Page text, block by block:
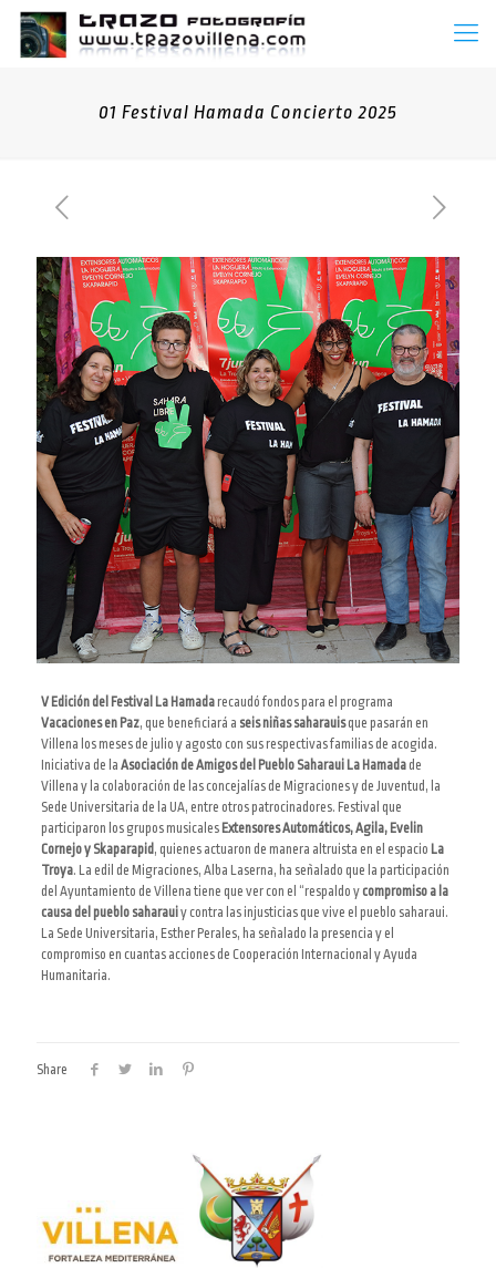
01 Festival Hamada Concierto 2025
V Edición del Festival La Hamada recaudó fondos para el programa
Vacaciones en Paz, que beneficiará a seis niñas saharauisque pasarán en
Villena los meses de julio y agosto con sus respectivas familias de acogida.
Iniciativa de la Asociación de Amigos del Pueblo Saharaui La Hamadade
Villena y la colaboración de las concejalías de Migraciones y de Juventud, la
Sede Universitaria de la UA, entre otros patrocinadores. Festival que
participaron los grupos musicalesExtensores Automáticos, Agila, Evelin
Cornejo y Skaparapid , quienes actuaron de manera altruista en el espacio La
Troya. La edil de Migraciones, Alba Laserna, ha señalado que la participación
del Ayuntamiento de Villena tiene que ver con el “respaldo y compromiso a la
causa del pueblo saharauiy contra las injusticias que vive el pueblo saharaui.
La Sede Universitaria, Esther Perales, ha señalado la presencia y el
compromiso en cuantas acciones de Cooperación Internacional y Ayuda
Humanitaria.
Share